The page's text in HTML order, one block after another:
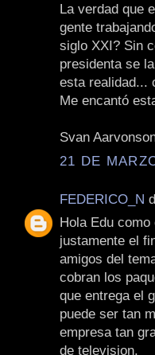
La verdad que
gente
siglo XXI? Sin
presidenta se
esta realidad...
Me encantó
Svan
21 DE
FEDERICO_N
Hola Edu
justamente el
amigos del
cobran los
que entrega el
puede ser tan
empresa tan
de television.